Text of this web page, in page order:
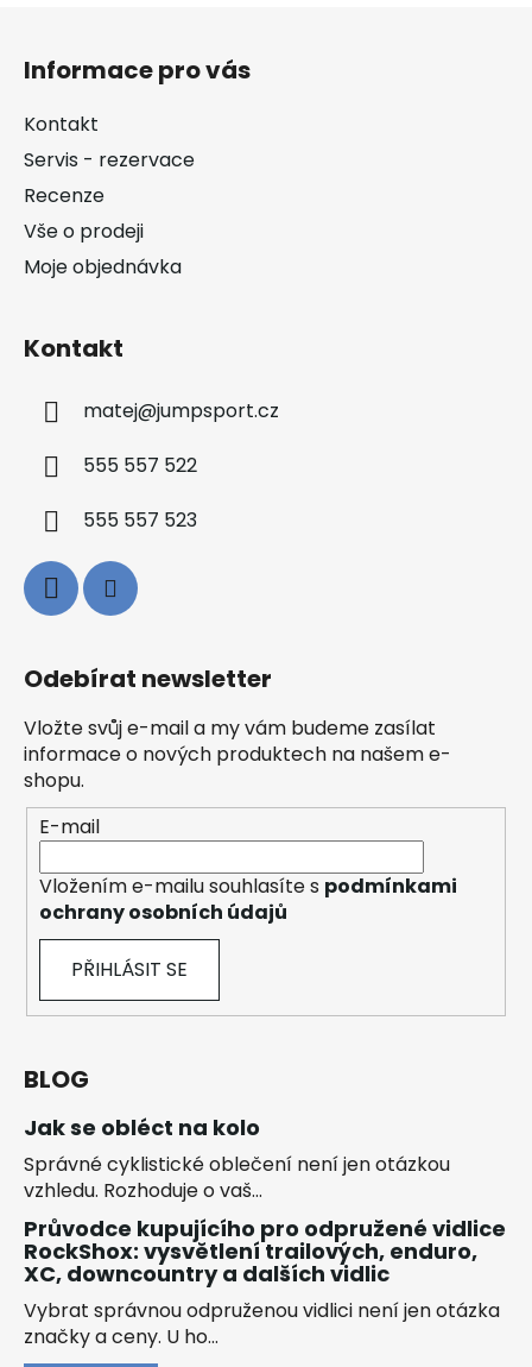
Informace pro vás
Kontakt
Servis - rezervace
Recenze
Vše o prodeji
Moje objednávka
Kontakt
matej@jumpsport.cz
555 557 522
555 557 523
Odebírat newsletter
Vložte svůj e-mail a my vám budeme zasílat
informace o nových produktech na našem e-
shopu.
E-mail
Vložením e-mailu souhlasíte s podmínkami
ochrany osobních údajů
PŘIHLÁSIT SE
BLOG
Jak se obléct na kolo
Správné cyklistické oblečení není jen otázkou
vzhledu. Rozhoduje o vaš...
Průvodce kupujícího pro odpružené vidlice
RockShox: vysvětlení trailových, enduro,
XC, downcountry a dalších vidlic
Vybrat správnou odpruženou vidlici není jen otázka
značky a ceny. U ho...